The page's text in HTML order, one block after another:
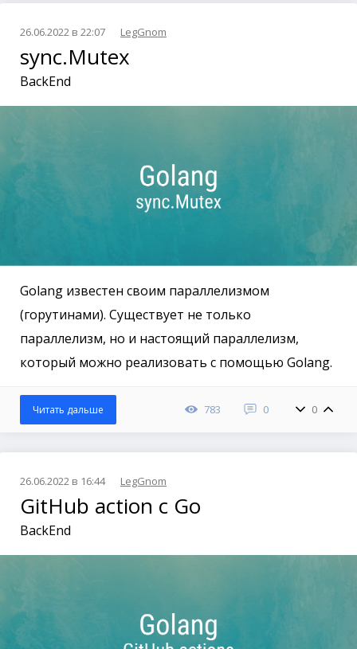
26.06.2022 в 22:07 LegGnom
sync.Mutex
BackEnd
Golang известен своим параллелизмом
(горутинами). Существует не только
параллелизм, но и настоящий параллелизм,
который можно реализовать с помощью Golang.
783 0 0
Читать дальше
26.06.2022 в 16:44 LegGnom
GitHub action с Go
BackEnd